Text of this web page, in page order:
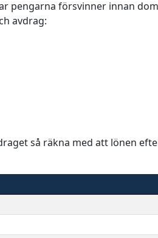
pengarna försvinner innan
avdrag:
så räkna med att lönen